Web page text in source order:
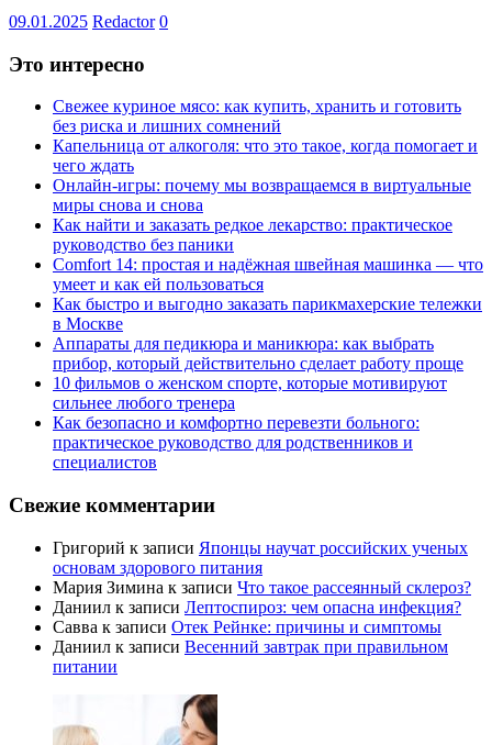
09.01.2025 Redactor 0
Это интересно
Свежее куриное мясо: как купить, хранить и готовить
без риска и лишних сомнений
Капельница от алкоголя: что это такое, когда помогает и
чего ждать
Онлайн-игры: почему мы возвращаемся в виртуальные
миры снова и снова
Как найти и заказать редкое лекарство: практическое
руководство без паники
Comfort 14: простая и надёжная швейная машинка — что
умеет и как ей пользоваться
Как быстро и выгодно заказать парикмахерские тележки
в Москве
Аппараты для педикюра и маникюра: как выбрать
прибор, который действительно сделает работу проще
10 фильмов о женском спорте, которые мотивируют
сильнее любого тренера
Как безопасно и комфортно перевезти больного:
практическое руководство для родственников и
специалистов
Свежие комментарии
Григорий к записи Японцы научат российских ученых
основам здорового питания
Мария Зимина к записи Что такое рассеянный склероз?
Даниил к записи Лептоспироз: чем опасна инфекция?
Савва к записи Отек Рейнке: причины и симптомы
Даниил к записи Весенний завтрак при правильном
питании